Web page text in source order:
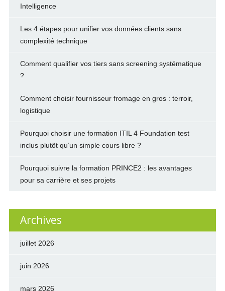
Intelligence
Les 4 étapes pour unifier vos données clients sans
complexité technique
Comment qualifier vos tiers sans screening systématique
?
Comment choisir fournisseur fromage en gros : terroir,
logistique
Pourquoi choisir une formation ITIL 4 Foundation test
inclus plutôt qu’un simple cours libre ?
Pourquoi suivre la formation PRINCE2 : les avantages
pour sa carrière et ses projets
Archives
juillet 2026
juin 2026
mars 2026